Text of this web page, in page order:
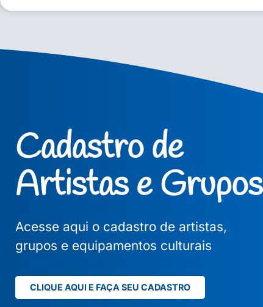
Cadastro de
Artistas e Grupos
Acesse aqui o cadastro de artistas,
grupos e equipamentos culturais
CLIQUE AQUI E FAÇA SEU CADASTRO